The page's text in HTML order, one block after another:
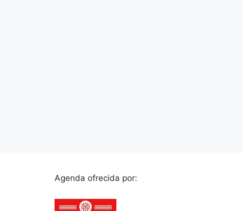
Agenda ofrecida por: